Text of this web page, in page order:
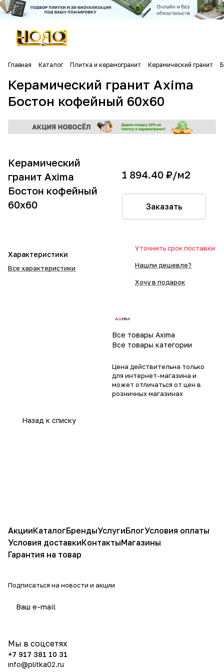
Главная Каталог Плитка и керамогранит Керамический гранит
Керамический гранит Axima
Бостон кофейный 60х60
Керамический
гранит Axima
Бостон кофейный
60х60
Характеристики
Все характеристики
1 894.40 ₽/м2
Заказать
Уточнить срок поставки
Нашли дешевле?
Хочу в подарок
Все товары Axima
Все товары категории
Цена действительна только
для интернет-магазина и
может отличаться от цен в
розничных магазинах
Назад к списку
АкцииКаталогБрендыУслугиБлогУсловия оплаты
Условия доставкиКонтактыМагазины
Гарантия на товар
Подписаться на новости и акции
Мы в соцсетях
+7 917 381 10 31
info@plitka02.ru